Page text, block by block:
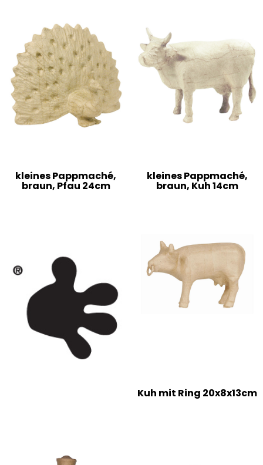
kleines Pappmaché,
braun, Pfau 24cm
kleines Pappmaché,
braun, Kuh 14cm
Kuh mit Ring 20x8x13cm